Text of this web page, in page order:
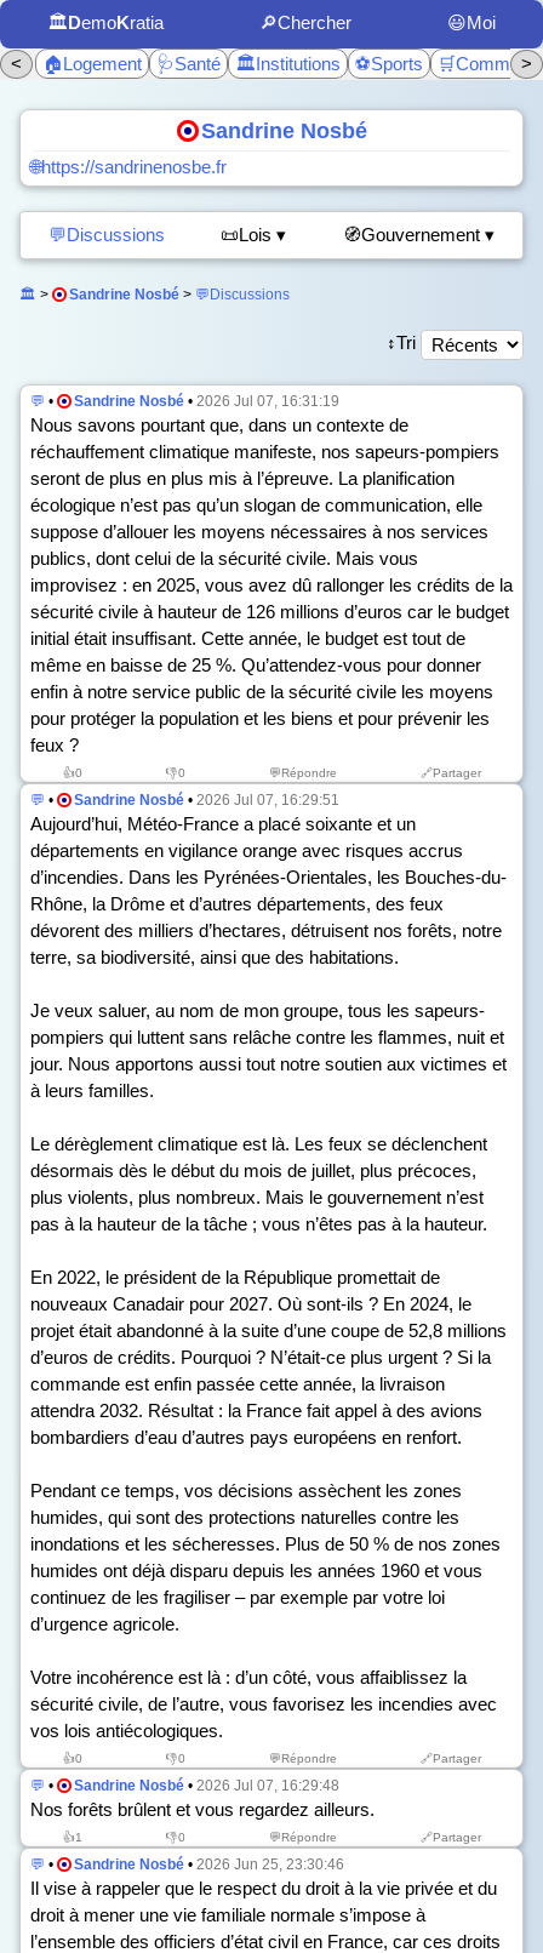
🏛️DemoKratia 🔎Chercher
😃Moi
<
🏠Logement 🩺Santé 🏛️Institutions ⚽Sports >
Sandrine Nosbé
🌐https://sandrinenosbe.fr
💬Discussions 📜Lois ▾ 🧭Gouvernement ▾
🏛️ > Sandrine Nosbé > 💬Discussions
↕️Tri
💬 • Sandrine Nosbé • 2026 Jul 07, 16:31:19
Nous savons pourtant que, dans un contexte de
réchauffement climatique manifeste, nos sapeurs-pompiers
seront de plus en plus mis à l’épreuve. La planification
écologique n’est pas qu’un slogan de communication, elle
suppose d’allouer les moyens nécessaires à nos services
publics, dont celui de la sécurité civile. Mais vous
improvisez : en 2025, vous avez dû rallonger les crédits de la
sécurité civile à hauteur de 126 millions d’euros car le budget
initial était insuffisant. Cette année, le budget est tout de
même en baisse de 25 %. Qu’attendez-vous pour donner
enfin à notre service public de la sécurité civile les moyens
pour protéger la population et les biens et pour prévenir les
feux ?
👍0 👎0 💬Répondre 🔗Partager
💬 • Sandrine Nosbé • 2026 Jul 07, 16:29:51
Aujourd’hui, Météo-France a placé soixante et un
départements en vigilance orange avec risques accrus
d’incendies. Dans les Pyrénées-Orientales, les Bouches-du-
Rhône, la Drôme et d’autres départements, des feux
dévorent des milliers d’hectares, détruisent nos forêts, notre
terre, sa biodiversité, ainsi que des habitations.
Je veux saluer, au nom de mon groupe, tous les sapeurs-
pompiers qui luttent sans relâche contre les flammes, nuit et
jour. Nous apportons aussi tout notre soutien aux victimes et
à leurs familles.
Le dérèglement climatique est là. Les feux se déclenchent
désormais dès le début du mois de juillet, plus précoces,
plus violents, plus nombreux. Mais le gouvernement n’est
pas à la hauteur de la tâche ; vous n’êtes pas à la hauteur.
En 2022, le président de la République promettait de
nouveaux Canadair pour 2027. Où sont-ils ? En 2024, le
projet était abandonné à la suite d’une coupe de 52,8 millions
d’euros de crédits. Pourquoi ? N’était-ce plus urgent ? Si la
commande est enfin passée cette année, la livraison
attendra 2032. Résultat : la France fait appel à des avions
bombardiers d’eau d’autres pays européens en renfort.
Pendant ce temps, vos décisions assèchent les zones
humides, qui sont des protections naturelles contre les
inondations et les sécheresses. Plus de 50 % de nos zones
humides ont déjà disparu depuis les années 1960 et vous
continuez de les fragiliser – par exemple par votre loi
d’urgence agricole.
Votre incohérence est là : d’un côté, vous affaiblissez la
sécurité civile, de l’autre, vous favorisez les incendies avec
vos lois antiécologiques.
👍0 👎0 💬Répondre 🔗Partager
💬 • Sandrine Nosbé • 2026 Jul 07, 16:29:48
Nos forêts brûlent et vous regardez ailleurs.
👍1 👎0 💬Répondre 🔗Partager
💬 • Sandrine Nosbé • 2026 Jun 25, 23:30:46
Il vise à rappeler que le respect du droit à la vie privée et du
droit à mener une vie familiale normale s’impose à
l’ensemble des officiers d’état civil en France, car ces droits